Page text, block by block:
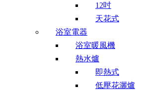
12吋
天花式
浴室電器
浴室暖風機
熱水爐
即熱式
低壓花灑爐